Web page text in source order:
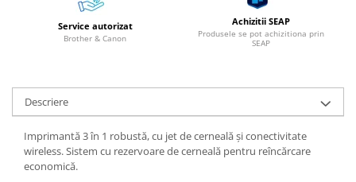
Coșuri de Birou
Suporturi Documente
Ace / Pioneze
Capsatoare / Decapsatoare
Capse
Cuttere
Foarfece
Perforatoare
Service autorizat
Brother & Canon
Achizitii SEAP
Produsele se pot achizitiona prin
SEAP
Descriere
Imprimantă 3 în 1 robustă, cu jet de cerneală și conectivitate
wireless. Sistem cu rezervoare de cerneală pentru reîncărcare
economică.